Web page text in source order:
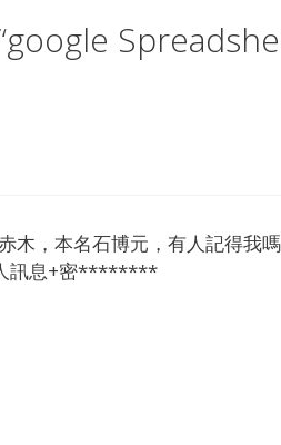
木，本名石博元，有人記得我
訊息+密********